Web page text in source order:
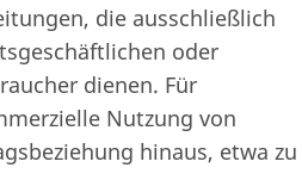
die ausschließlich
oder
dienen. Für
Nutzung von
hinaus, etwa zu